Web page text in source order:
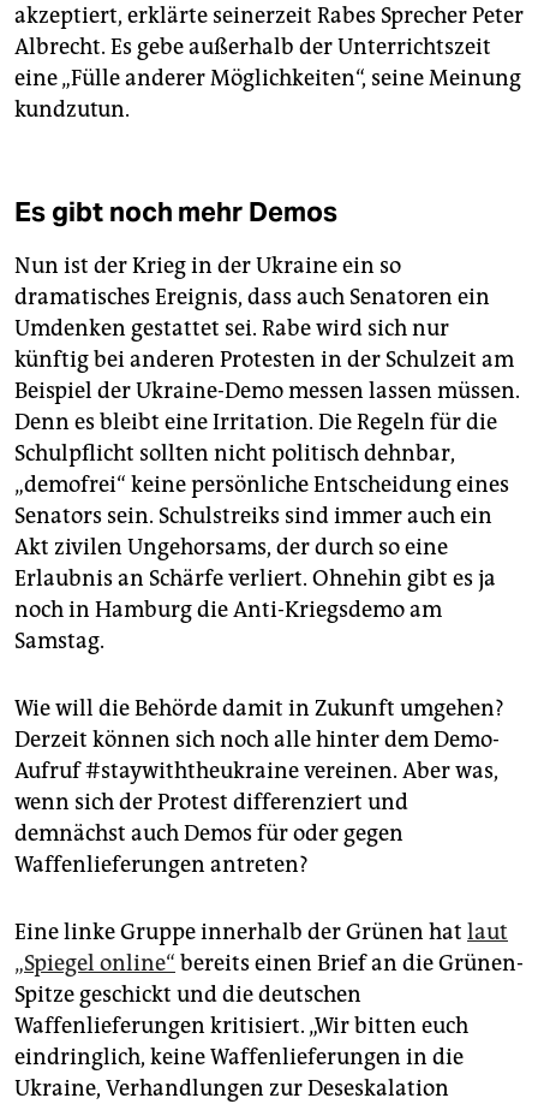
akzeptiert, erklärte seinerzeit Rabes Sprecher Peter
Albrecht. Es gebe außerhalb der Unterrichtszeit
eine „Fülle anderer Möglichkeiten“, seine Meinung
kundzutun.
Es gibt noch mehr Demos
Nun ist der Krieg in der Ukraine ein so
dramatisches Ereignis, dass auch Senatoren ein
Umdenken gestattet sei. Rabe wird sich nur
künftig bei anderen Protesten in der Schulzeit am
Beispiel der Ukraine-Demo messen lassen müssen.
Denn es bleibt eine Irritation. Die Regeln für die
Schulpflicht sollten nicht politisch dehnbar,
„demofrei“ keine persönliche Entscheidung eines
Senators sein. Schulstreiks sind immer auch ein
Akt zivilen Ungehorsams, der durch so eine
Erlaubnis an Schärfe verliert. Ohnehin gibt es ja
noch in Hamburg die Anti-Kriegsdemo am
Samstag.
Wie will die Behörde damit in Zukunft umgehen?
Derzeit können sich noch alle hinter dem Demo-
Aufruf #staywiththeukraine vereinen. Aber was,
wenn sich der Protest differenziert und
demnächst auch Demos für oder gegen
Waffenlieferungen antreten?
Eine linke Gruppe innerhalb der Grünen hat laut
„Spiegel online“ bereits einen Brief an die Grünen-
Spitze geschickt und die deutschen
Waffenlieferungen kritisiert. „Wir bitten euch
eindringlich, keine Waffenlieferungen in die
Ukraine, Verhandlungen zur Deseskalation